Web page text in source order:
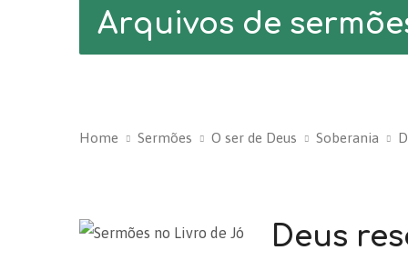
Arquivos de
Home Sermões O ser de Deus Soberania
Deus